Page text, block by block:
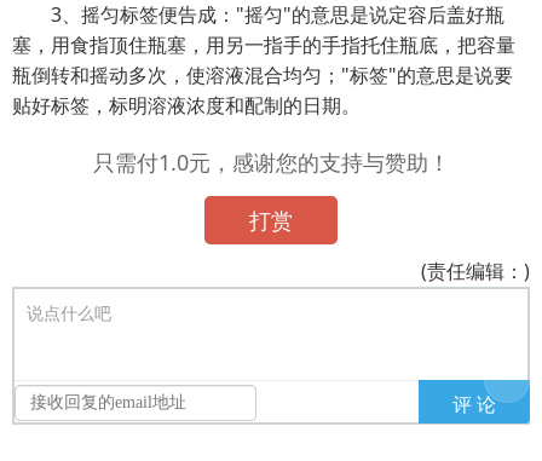
3、摇匀标签便告成："摇匀"的意思是说定容后盖好瓶
塞，用食指顶住瓶塞，用另一指手的手指托住瓶底，把容量
瓶倒转和摇动多次，使溶液混合均匀；"标签"的意思是说要
贴好标签，标明溶液浓度和配制的日期。
只需付1.0元，感谢您的支持与赞助！
打赏
(责任编辑：)
说点什么吧